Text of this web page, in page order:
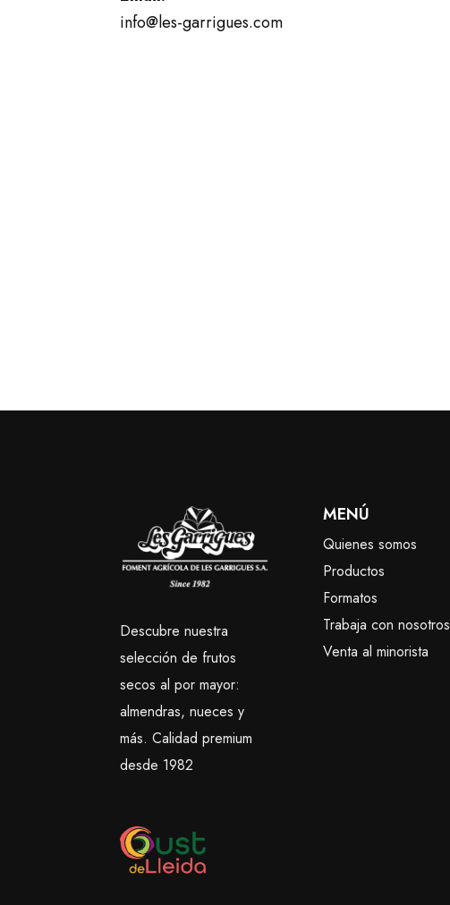
info@les-garrigues.com
Descubre nuestra
selección de frutos
secos al por mayor:
almendras, nueces y
más. Calidad premium
desde 1982
MENÚ
Quienes somos
Productos
Formatos
Trabaja con nosotros
Venta al minorista